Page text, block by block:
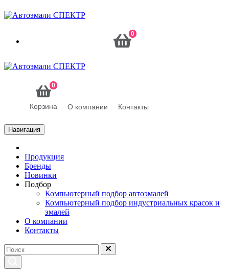
0
0
Корзина О компании Контакты
Навигация
Продукция
Бренды
Новинки
Подбор
Компьютерный подбор автоэмалей
Компьютерный подбор индустриальных красок и
эмалей
О компании
Контакты